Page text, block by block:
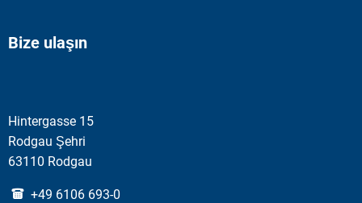
Bize ulaşın
Hintergasse 15
Rodgau Şehri
63110 Rodgau
+49 6106 693-0